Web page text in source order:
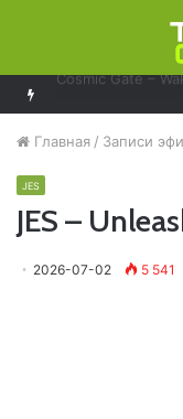
Главная / Записи
JES
JES –
2026-07-02 5 541